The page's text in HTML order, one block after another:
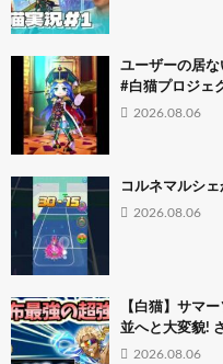
ユーザーの居
#白猫プロジェ
2026.08.06
コルネマルシ
2026.08.06
【白猫】サマ
並へと大変貌!
2026.08.06